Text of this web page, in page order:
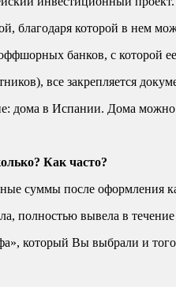
благодаря которой в нем
банков, с
все закрепляется
дома в Испании. Дома можно
Как часто?
суммы после оформления
полностью вывела в течение
который Вы выбрали и